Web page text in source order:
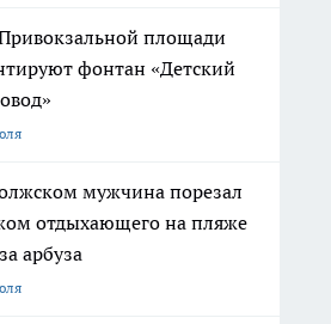
площади
фонтан «Детский
мужчина порезал
отдыхающего на пляже
арбуза